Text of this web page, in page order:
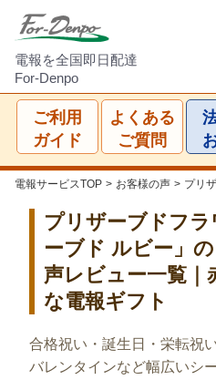
電報を全国即日配達
For-Denpo
ご利用
ガイド
よくある
ご質問
電報サービスTOP > お客様の声 > プリ
プリザーブドフ
ーブド ルビー」
声レビュー一覧
な電報ギフト
合格祝い・誕生日・栄転祝
バレンタインなど幅広いシ